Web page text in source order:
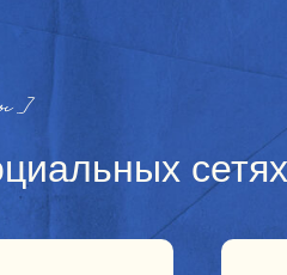
сетях